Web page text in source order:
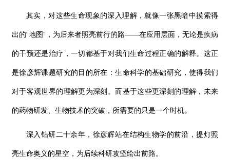
其实，对这些生命现象的深入理解，就像一张黑暗中摸索得
出的“地图”，为后来者照亮前行的路——在应用层面，无论是疾病
的干预还是治疗，一切都基于对我们生命过程正确的解释。这正
是徐彦辉课题研究的目的所在：生命科学的基础研究，使得我们
对于客观世界的理解更为深刻。而基于这些更深刻的理解，未来
的药物研发、生物技术的突破，所需要的只是一个时机。
深入钻研二十余年，徐彦辉站在结构生物学的前沿，提灯照
亮生命奥义的星空，为后续科研攻坚绘出前路。